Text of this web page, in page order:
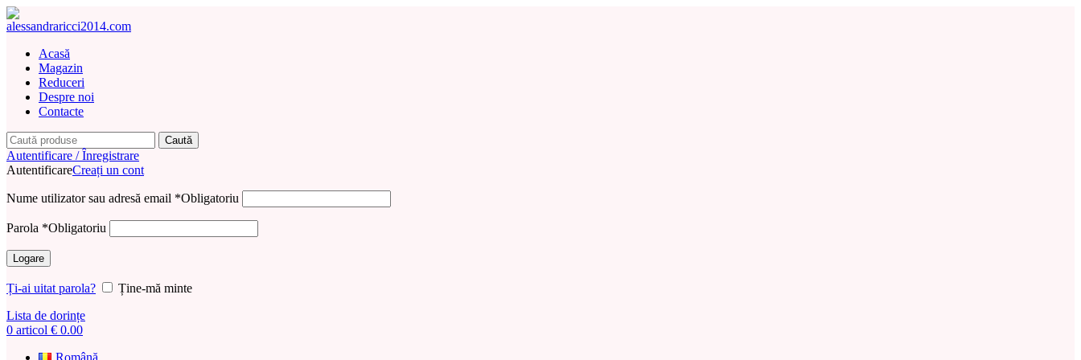
Acasă
Magazin
Reduceri
Despre noi
Contacte
Caută
Autentificare / Înregistrare
AutentificareCreați un cont
Nume utilizator sau adresă email *Obligatoriu
Parola *Obligatoriu
Logare
Ți-ai uitat parola?
Ține-mă minte
Lista de dorințe
0 articol € 0.00
Română